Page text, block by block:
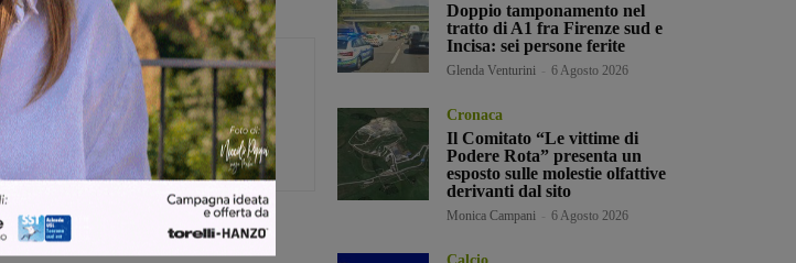
Campani
Doppio tamponamento nel
tratto di A1 fra Firenze sud e
Incisa: sei persone ferite
Glenda Venturini 6 Agosto 2026
Cronaca
Il Comitato “Le vittime di
Podere Rota” presenta un
esposto sulle molestie olfattive
derivanti dal sito
Monica Campani 6 Agosto 2026